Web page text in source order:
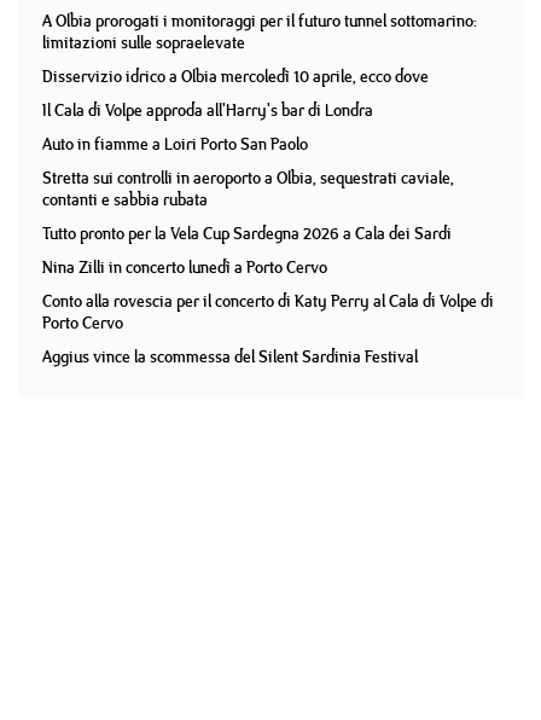
A Olbia prorogati i monitoraggi per il futuro tunnel sottomarino:
limitazioni sulle sopraelevate
Disservizio idrico a Olbia mercoledì 10 aprile, ecco dove
Il Cala di Volpe approda all'Harry's bar di Londra
Auto in fiamme a Loiri Porto San Paolo
Stretta sui controlli in aeroporto a Olbia, sequestrati caviale,
contanti e sabbia rubata
Tutto pronto per la Vela Cup Sardegna 2026 a Cala dei Sardi
Nina Zilli in concerto lunedì a Porto Cervo
Conto alla rovescia per il concerto di Katy Perry al Cala di Volpe di
Porto Cervo
Aggius vince la scommessa del Silent Sardinia Festival